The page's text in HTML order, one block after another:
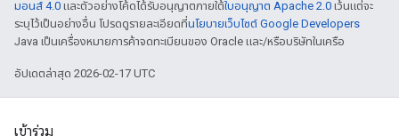
มอนส์ 4.0 และตัวอย่างโค้ดได้รับอนุญาตภายใต้ใบอนุญาต Apache 2.0 เว้นแต่จะ
ระบุไว้เป็นอย่างอื่น โปรดดูรายละเอียดที่นโยบายเว็บไซต์ Google Developers
Java เป็นเครื่องหมายการค้าจดทะเบียนของ Oracle และ/หรือบริษัทในเครือ
อัปเดตล่าสุด 2026-02-17 UTC
เข้าร่วม